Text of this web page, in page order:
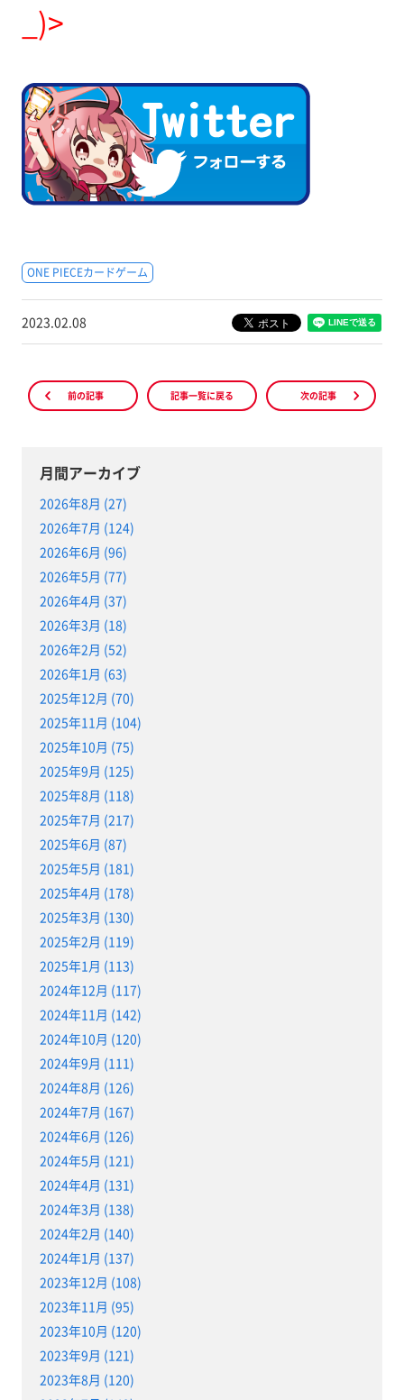
_)>
ONE PIECEカードゲーム
2023.02.08
前の記事 記事一覧に戻る 次の記事
月間アーカイブ
2026年8月 (27)
2026年7月 (124)
2026年6月 (96)
2026年5月 (77)
2026年4月 (37)
2026年3月 (18)
2026年2月 (52)
2026年1月 (63)
2025年12月 (70)
2025年11月 (104)
2025年10月 (75)
2025年9月 (125)
2025年8月 (118)
2025年7月 (217)
2025年6月 (87)
2025年5月 (181)
2025年4月 (178)
2025年3月 (130)
2025年2月 (119)
2025年1月 (113)
2024年12月 (117)
2024年11月 (142)
2024年10月 (120)
2024年9月 (111)
2024年8月 (126)
2024年7月 (167)
2024年6月 (126)
2024年5月 (121)
2024年4月 (131)
2024年3月 (138)
2024年2月 (140)
2024年1月 (137)
2023年12月 (108)
2023年11月 (95)
2023年10月 (120)
2023年9月 (121)
2023年8月 (120)